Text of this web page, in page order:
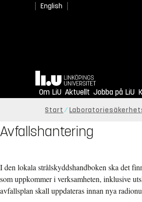
English
Hem
Om LiU Aktuellt Jobba på LiU
Start
Avfallshantering
I den lokala strålskyddshandboken ska det
som uppkommer i verksamheten, inklusive
avfallsplan skall uppdateras innan nya